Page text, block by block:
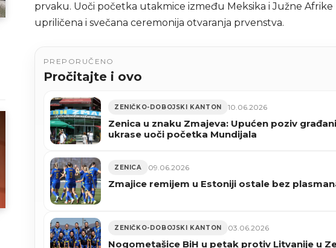
prvaku. Uoči početka utakmice između Meksika i Južne Afrike
upriličena i svečana ceremonija otvaranja prvenstva.
PREPORUČENO
Pročitajte i ovo
ZENIČKO-DOBOJSKI KANTON 10.06.2026
Zenica u znaku Zmajeva: Upućen poziv
ukrase uoči početka Mundijala
ZENICA 09.06.2026
Zmajice remijem u Estoniji ostale bez
ZENIČKO-DOBOJSKI KANTON 03.06.2026
Nogometašice BiH u petak protiv Litvanije u